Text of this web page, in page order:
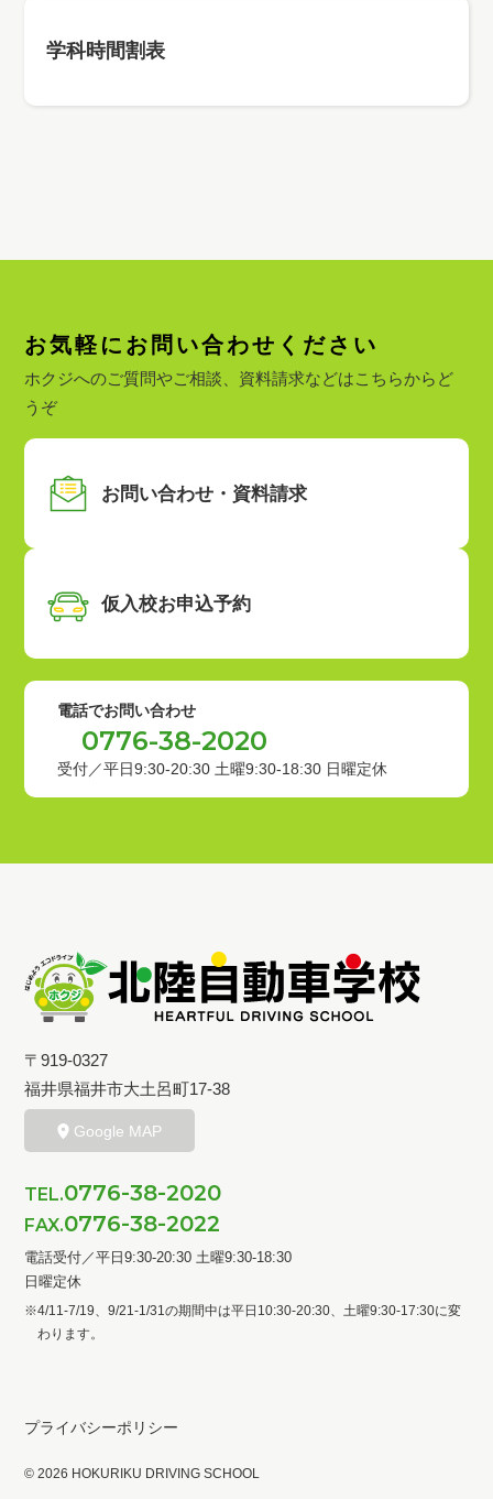
学科時間割表
お気軽にお問い合わせください
ホクジへのご質問やご相談、資料請求などはこちらからど
うぞ
お問い合わせ・資料請求
仮入校お申込予約
電話でお問い合わせ
0776-38-2020
受付／平日9:30-20:30 土曜9:30-18:30 日曜定休
〒919-0327
福井県福井市大土呂町17-38
Google MAP
TEL.0776-38-2020
FAX.0776-38-2022
電話受付／平日9:30-20:30 土曜9:30-18:30
日曜定休
※4/11-7/19、9/21-1/31の期間中は平日10:30-20:30、土曜9:30-17:30に変
わります。
©2026 HOKURIKU DRIVING SCHOOL
プライバシーポリシー